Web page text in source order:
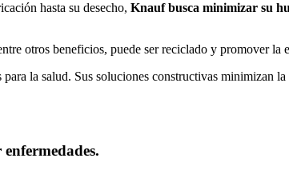
hasta su desecho, Knauf busca minimizar su
otros beneficios, puede ser reciclado y promover la
la salud. Sus soluciones constructivas minimizan